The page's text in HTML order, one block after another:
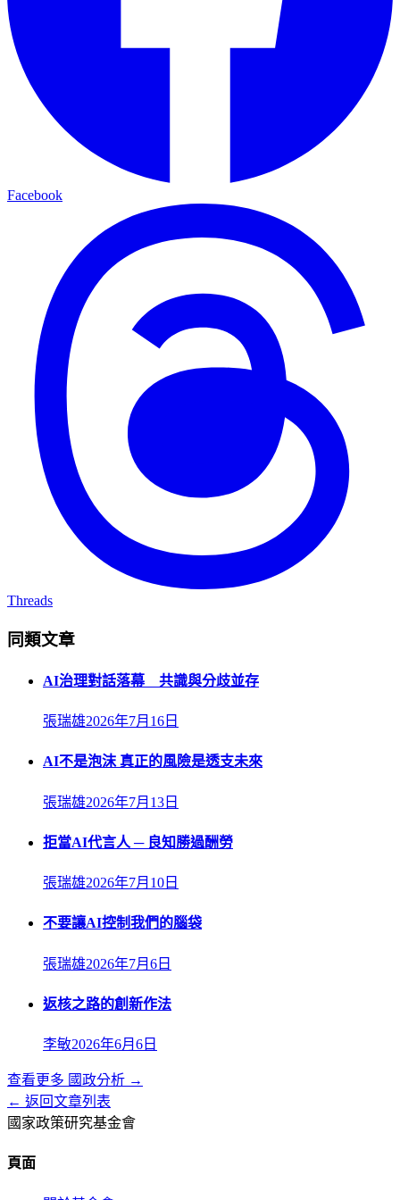
Facebook
Threads
同類文章
AI治理對話落幕 共識與分歧並存
張瑞雄2026年7月16日
AI不是泡沫 真正的風險是透支未來
張瑞雄2026年7月13日
拒當AI代言人 ─ 良知勝過酬勞
張瑞雄2026年7月10日
不要讓AI控制我們的腦袋
張瑞雄2026年7月6日
返核之路的創新作法
李敏2026年6月6日
查看更多 國政分析 →
← 返回文章列表
國家政策研究基金會
頁面